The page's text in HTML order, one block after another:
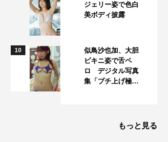
ジェリー姿で色白
美ボディ披露
10
似鳥沙也加、大胆
ビキニ姿で舌ペ
ロ デジタル写真
集「ブチ上げ極…
もっと見る